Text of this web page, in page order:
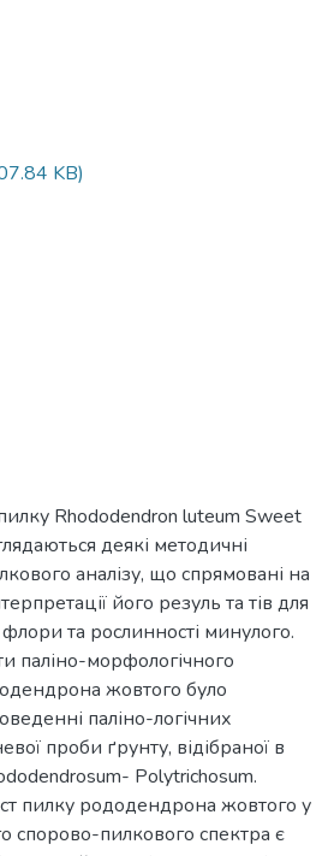
KB)
Rhododendron luteum Sweet
деякі методичні
аналізу, що спрямовані на
його резуль та тів для
та рослинності минулого.
паліно-морфологічного
жовтого було
паліно-логічних
проби ґрунту, відібраної в
Polytrichosum.
пилку рододендрона жовтого у
спорово-пилкового спектра є